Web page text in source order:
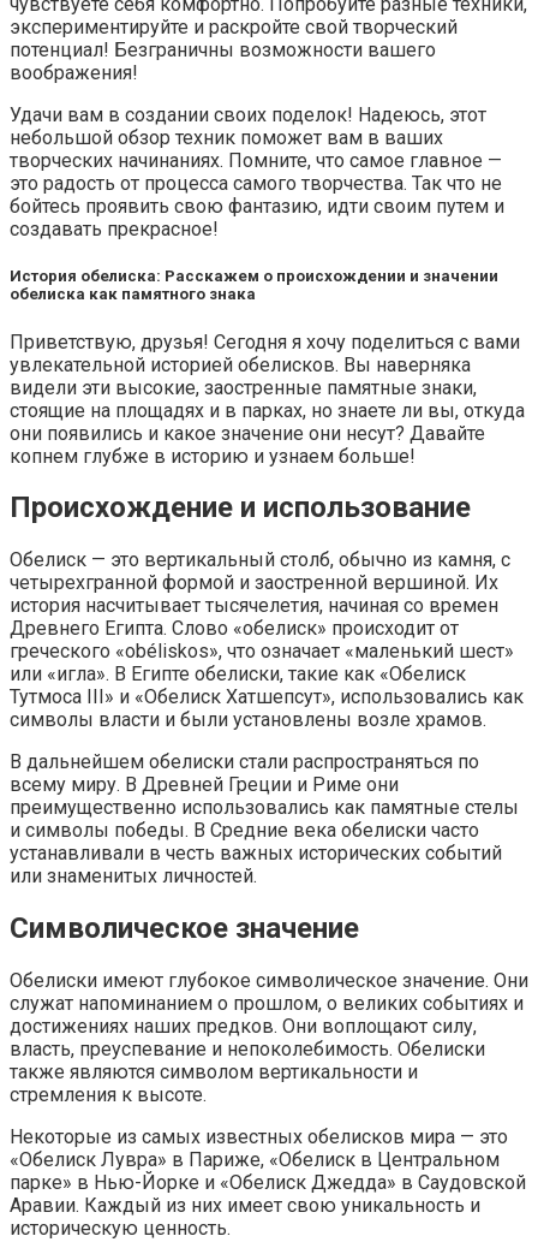
экспериментируйте и раскройте свой творческий
потенциал! Безграничны возможности вашего
воображения!
Удачи вам в создании своих поделок! Надеюсь, этот
небольшой обзор техник поможет вам в ваших
творческих начинаниях. Помните, что самое главное —
это радость от процесса самого творчества. Так что не
бойтесь проявить свою фантазию, идти своим путем и
создавать прекрасное!
История обелиска: Расскажем о происхождении и значении
обелиска как памятного знака
Приветствую, друзья! Сегодня я хочу поделиться с вами
увлекательной историей обелисков. Вы наверняка
видели эти высокие, заостренные памятные знаки,
стоящие на площадях и в парках, но знаете ли вы, откуда
они появились и какое значение они несут? Давайте
копнем глубже в историю и узнаем больше!
Происхождение и использование
Обелиск — это вертикальный столб, обычно из камня, с
четырехгранной формой и заостренной вершиной. Их
история насчитывает тысячелетия, начиная со времен
Древнего Египта. Слово «обелиск» происходит от
греческого «obéliskos», что означает «маленький шест»
или «игла». В Египте обелиски, такие как «Обелиск
Тутмоса III» и «Обелиск Хатшепсут», использовались как
символы власти и были установлены возле храмов.
В дальнейшем обелиски стали распространяться по
всему миру. В Древней Греции и Риме они
преимущественно использовались как памятные стелы
и символы победы. В Средние века обелиски часто
устанавливали в честь важных исторических событий
или знаменитых личностей.
Символическое значение
Обелиски имеют глубокое символическое значение. Они
служат напоминанием о прошлом, о великих событиях и
достижениях наших предков. Они воплощают силу,
власть, преуспевание и непоколебимость. Обелиски
также являются символом вертикальности и
стремления к высоте.
Некоторые из самых известных обелисков мира — это
«Обелиск Лувра» в Париже, «Обелиск в Центральном
парке» в Нью-Йорке и «Обелиск Джедда» в Саудовской
Аравии. Каждый из них имеет свою уникальность и
историческую ценность.